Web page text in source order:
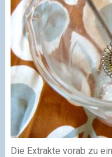
Die Extrakte vorab zu